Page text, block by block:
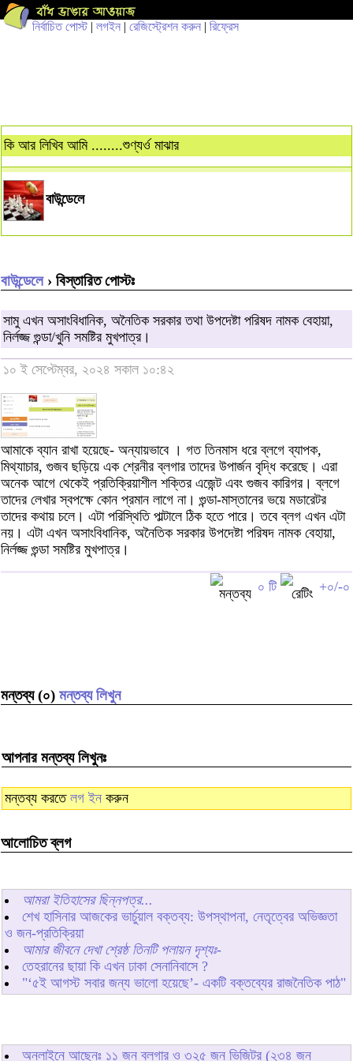
নির্বাচিত পোস্ট| লগইন | রেজিস্ট্রেশন করুন | রিফ্রেস
কি আর লিখিব আমি ........শুণ্যর্ও মাঝার
বাউন্ডেলে
বাউন্ডেলে› বিস্তারিত পোস্টঃ
সামু এখন অসাংবিধানিক, অনৈতিক সরকার তথা উপদেষ্টা পরিষদ নামক বেহায়া,
নির্লজ্জ গুন্ডা/খুনি সমষ্টির মুখপাত্র।
১০ ই সেপ্টেম্বর, ২০২৪ সকাল ১০:৪২
আমাকে ব্যান রাখা হয়েছে- অন্যায়ভাবে । গত তিনমাস ধরে ব্লগে ব্যাপক,
মিথ্যাচার, গুজব ছড়িয়ে এক শ্রেনীর ব্লগার তাদের উপার্জন বৃদ্ধি করেছে। এরা
অনেক আগে থেকেই প্রতিক্রিয়াশীল শক্তির এজেন্ট এবং গুজব কারিগর। ব্লগে
তাদের লেখার স্বপক্ষে কোন প্রমান লাগে না। গুন্ডা-মাস্তানের ভয়ে মডারেটর
তাদের কথায় চলে। এটা পরিস্থিতি পাল্টালে ঠিক হতে পারে। তবে ব্লগ এখন এটা
নয়। এটা এখন অসাংবিধানিক, অনৈতিক সরকার উপদেষ্টা পরিষদ নামক বেহায়া,
নির্লজ্জ গুন্ডা সমষ্টির মুখপাত্র।
০ টি +০/-০
মন্তব্য (০) মন্তব্য লিখুন
আপনার মন্তব্য লিখুনঃ
মন্তব্য করতে লগ ইন করুন
আলোচিত ব্লগ
আমরা ইতিহাসের ছিন্নপত্র...
শেখ হাসিনার আজকের ভার্চুয়াল বক্তব্য: উপস্থাপনা, নেতৃত্বের অভিজ্ঞতা
ও জন-প্রতিক্রিয়া
আমার জীবনে দেখা শ্রেষ্ঠ তিনটি পলায়ন দৃশ্যঃ-
তেহরানের ছায়া কি এখন ঢাকা সেনানিবাসে ?
"‘৫ই আগস্ট সবার জন্য ভালো হয়েছে’- একটি বক্তব্যের রাজনৈতিক পাঠ"
অনলাইনে আছেনঃ ১১ জন ব্লগার ও ৩২৫ জন ভিজিটর (২৩৪ জন